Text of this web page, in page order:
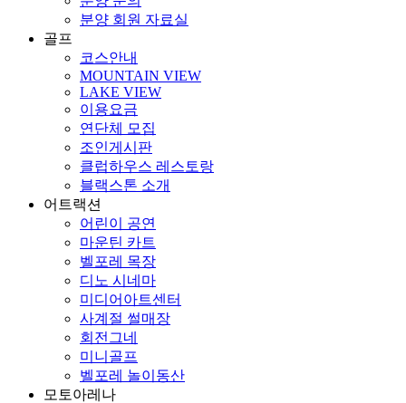
분양 회원 자료실
골프
코스안내
MOUNTAIN VIEW
LAKE VIEW
이용요금
연단체 모집
조인게시판
클럽하우스 레스토랑
블랙스톤 소개
어트랙션
어린이 공연
마운틴 카트
벨포레 목장
디노 시네마
미디어아트센터
사계절 썰매장
회전그네
미니골프
벨포레 놀이동산
모토아레나